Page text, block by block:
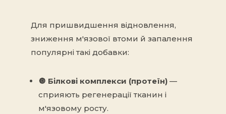
Для пришвидшення відновлення,
зниження м'язової втоми й запалення
популярні такі добавки:
🔘 Білкові комплекси (протеїн) —
сприяють регенерації тканин і
м'язовому росту.